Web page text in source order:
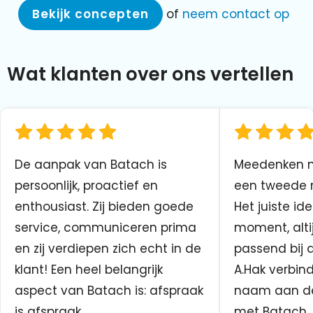
Bekijk concepten of neem contact op
Wat klanten over ons vertellen
De aanpak van Batach is
persoonlijk, proactief en
enthousiast. Zij bieden goede
service, communiceren prima
en zij verdiepen zich echt in de
klant! Een heel belangrijk
aspect van Batach is: afspraak
Meedenken
een tweede
Het juiste
moment,
passend bij
A.Hak
naam aan